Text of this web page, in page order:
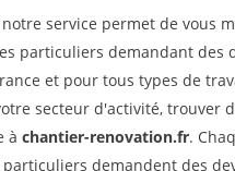
service permet de vous
particuliers demandant des
et pour tous types de
secteur d'activité, trouver
à chantier-renovation.fr.
demandent des